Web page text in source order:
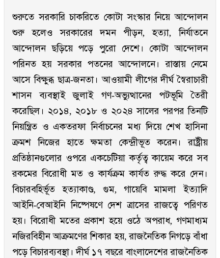
শুরুতে সরকারি চাকরিতে কোটা সংস্কার নিয়ে আন্দোলন
শুরু হলেও সরকারের দমন পীড়ন, হত্যা, নির্যাতনে
আন্দোলন ছড়িয়ে পড়ে পুরো দেশে। কোটা আন্দোলন
পরিনত হয় সরকার পতনের আন্দোলনে। রাস্তায় নেমে
আসে বিক্ষুব্ধ ছাত্র-জনতা। আওয়ামী লীগের দীর্ঘ স্বৈরাচারী
শাসন ব্যবস্থাই জুলাই গণ-অভ্যুত্থানের পটভূমি তৈরী
করেছিল। ২০১৪, ২০১৮ ও ২০২৪ সালের পরপর তিনটি
নিয়ন্ত্রিত ও একতরফা নির্বাচনের মধ্য দিয়ে শেখ হাসিনা
ক্রমশ নিজের হাতে ক্ষমতা কেন্দ্রীভূত করেন। রাষ্ট্রীয়
প্রতিষ্ঠানগুলোর ওপরে একচেটিয়া কর্তৃত্ব কায়েম করে সব
রকমের বিরোধী মত ও কার্যক্রম কার্যত রুদ্ধ করে দেন।
বিচারবহির্ভূত হত্যাকাণ্ড, গুম, গায়েবি মামলা ইত্যাদি
আইনি-বেআইনি নিষ্পেষণে দেশ ত্রাসের রাজত্বে পরিণত
হয়। বিরোধী মতের প্রকাশ হয়ে ওঠে অপরাধ, গণমাধ্যম
নজিরবিহীন আক্রমণের শিকার হয়, রাজনৈতিক নিগড়ে বাঁধা
পড়ে বিচারব্যবস্থা। দীর্ঘ ১৭ বছরে বাংলাদেশের রাজনৈতিক